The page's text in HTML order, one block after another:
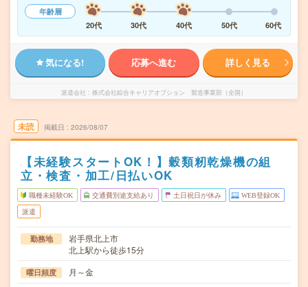
年齢層
20代
30代 40代 50代 60代
気になる! 応募へ進む 詳しく見る
派遣会社 株式会社綜合キャリアオプション 製造事業部（全国）
未読 掲載日 2026/08/07
【未経験スタートOK！】穀類籾乾燥機の組
立・検査・加工/日払いOK
職種未経験OK 交通費別途支給あり 土日祝日が休み WEB登録OK
派遣
勤務地
岩手県北上市
北上駅から徒歩15分
曜日頻度 月～金